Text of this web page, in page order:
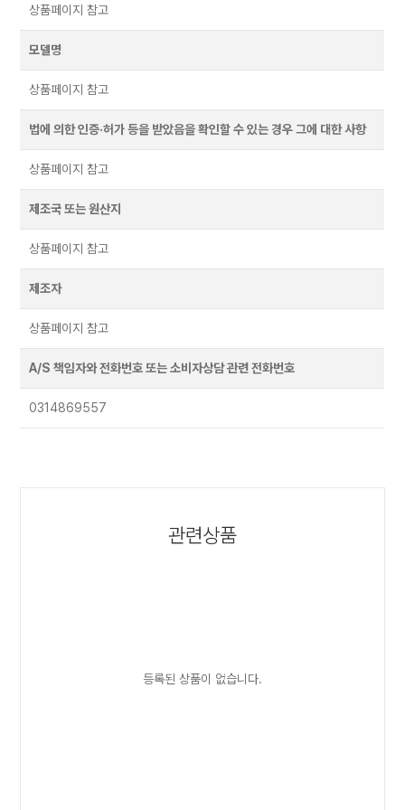
상품페이지 참고
모델명
상품페이지 참고
법에 의한 인증·허가 등을 받았음을 확인할 수 있는 경우 그에 대한 사항
상품페이지 참고
제조국 또는 원산지
상품페이지 참고
제조자
상품페이지 참고
A/S 책임자와 전화번호 또는 소비자상담 관련 전화번호
0314869557
관련상품
등록된 상품이 없습니다.